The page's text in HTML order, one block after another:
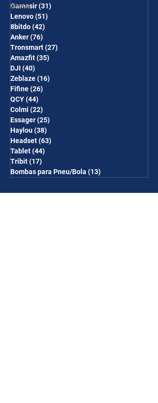
Gimbal
Gamesir(31)
Lenovo(51)
8bitdo(42)
Anker(76)
Tronsmart(27)
Amazfit(35)
DJI (40)
Zeblaze(16)
Fifine(26)
QCY(44)
Colmi (22)
Essager(25)
Haylou(38)
Headset(63)
Tablet(44)
Tribit(17)
Bombas para Pneu/Bola (13)